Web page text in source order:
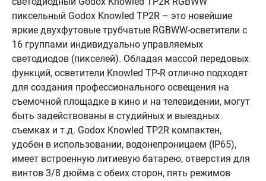
пиксельный Godox Knowled TP2R – это новейшие
яркие двухфутовые трубчатые RGBWW-осветители c
16 группами индивидуально управляемых
светодиодов (пикселей). Обладая массой передовых
функций, осветители Knowled TP-R отлично подходят
для создания профессионального освещения на
съемочной площадке в кино и на телевидении, могут
быть задействованы в студийных и выездных
съемках и т.д. Godox Knowled TP2R компактен,
удобен в использовании, водонепроницаем (IP65),
имеет встроенную литиевую батарею, отверстия для
винтов 3/8 дюйма с обеих сторон, пять режимов